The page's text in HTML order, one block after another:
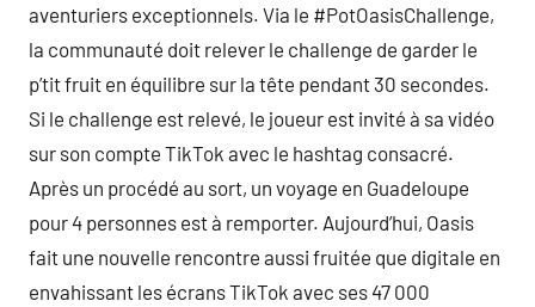
aventuriers exceptionnels. Via le #PotOasisChallenge,
la communauté doit relever le challenge de garder le
p’tit fruit en équilibre sur la tête pendant 30 secondes.
Si le challenge est relevé, le joueur est invité à sa vidéo
sur son compte TikTok avec le hashtag consacré.
Après un procédé au sort, un voyage en Guadeloupe
pour 4 personnes est à remporter. Aujourd’hui, Oasis
fait une nouvelle rencontre aussi fruitée que digitale en
envahissant les écrans TikTok avec ses 47 000